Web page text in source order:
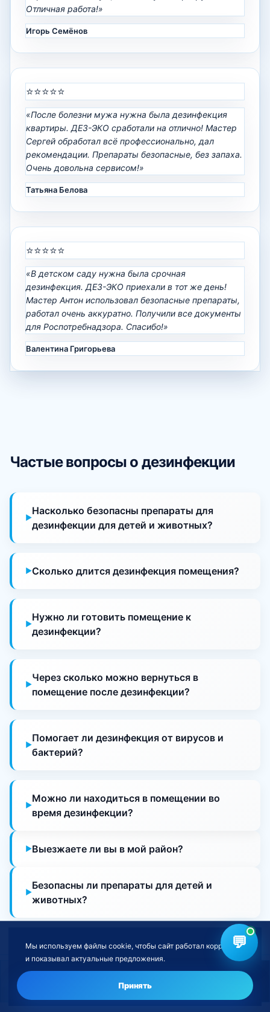
Отличная работа!»
Игорь Семёнов
⭐⭐⭐⭐⭐
«После болезни мужа нужна была дезинфекция
квартиры. ДЕЗ-ЭКО сработали на отлично! Мастер
Сергей обработал всё профессионально, дал
рекомендации. Препараты безопасные, без запаха.
Очень довольна сервисом!»
Татьяна Белова
⭐⭐⭐⭐⭐
«В детском саду нужна была срочная
дезинфекция. ДЕЗ-ЭКО приехали в тот же день!
Мастер Антон использовал безопасные препараты,
работал очень аккуратно. Получили все документы
для Роспотребнадзора. Спасибо!»
Валентина Григорьева
Частые вопросы о дезинфекции
Насколько безопасны препараты для
дезинфекции для детей и животных?
Сколько длится дезинфекция помещения?
Нужно ли готовить помещение к
дезинфекции?
Через сколько можно вернуться в
помещение после дезинфекции?
Помогает ли дезинфекция от вирусов и
бактерий?
Можно ли находиться в помещении во
время дезинфекции?
Выезжаете ли вы в мой район?
Безопасны ли препараты для детей и
животных?
Готовы заказать дезинфекцию склада?
Нужна дезинфекция склада? Оставить заявку
Мы используем файлы cookie, чтобы сайт работал корректно
и показывал актуальные предложения.
Принять
💬